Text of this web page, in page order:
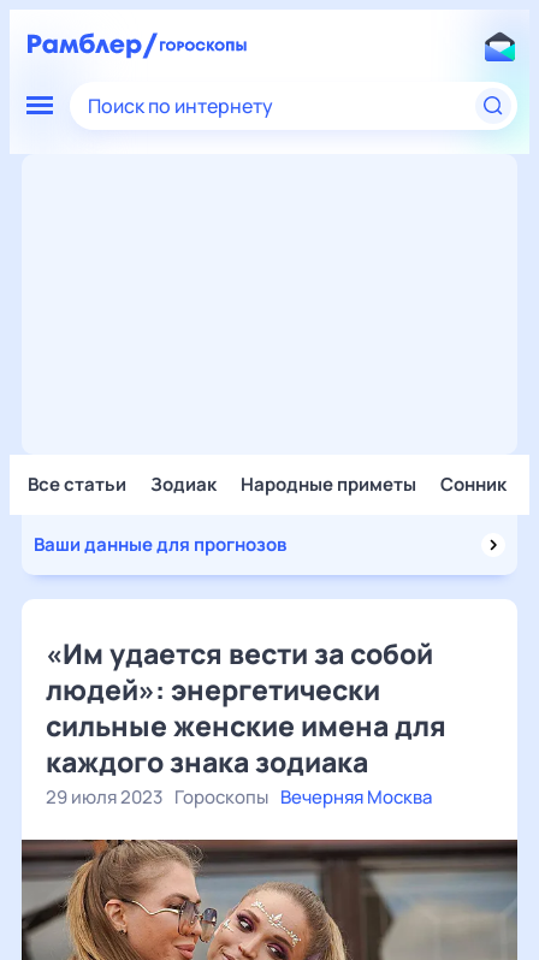
Поиск по интернету
Все статьи Зодиак Народные приметы Сонник
Ваши данные для прогнозов
«Им удается вести за собой
людей»: энергетически
сильные женские имена для
каждого знака зодиака
29 июля 2023 Гороскопы Вечерняя Москва